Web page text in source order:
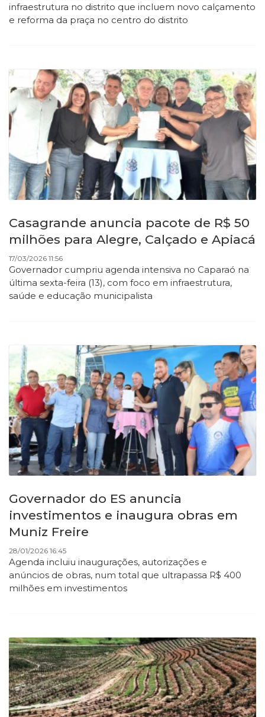
infraestrutura no distrito que incluem novo calçamento
e reforma da praça no centro do distrito
Casagrande anuncia pacote de R$ 50
milhões para Alegre, Calçado e Apiacá
17/03/2026 11:56
Governador cumpriu agenda intensiva no Caparaó na
última sexta-feira (13), com foco em infraestrutura,
saúde e educação municipalista
Governador do ES anuncia
investimentos e inaugura obras em
Muniz Freire
28/01/2026 16:45
Agenda incluiu inaugurações, autorizações e
anúncios de obras, num total que ultrapassa R$ 400
milhões em investimentos